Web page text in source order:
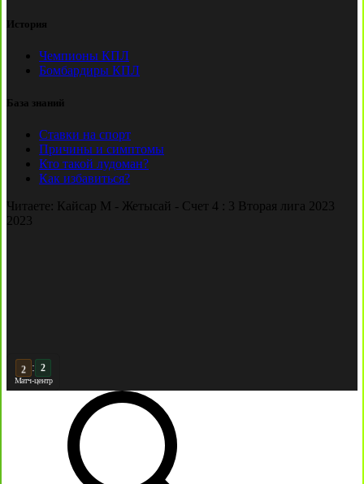
История
Чемпионы КПЛ
Бомбардиры КПЛ
База знаний
Ставки на спорт
Причины и симптомы
Кто такой лудоман?
Как избавиться?
Читаете: Кайсар М - Жетысай - Счет 4 : 3 Вторая лига 2023
2023
3 : 2
Матч-центр